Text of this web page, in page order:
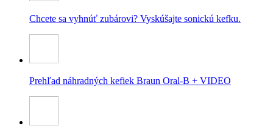
Chcete sa vyhnúť zubárovi? Vyskúšajte sonickú kefku.
Prehľad náhradných kefiek Braun Oral-B + VIDEO